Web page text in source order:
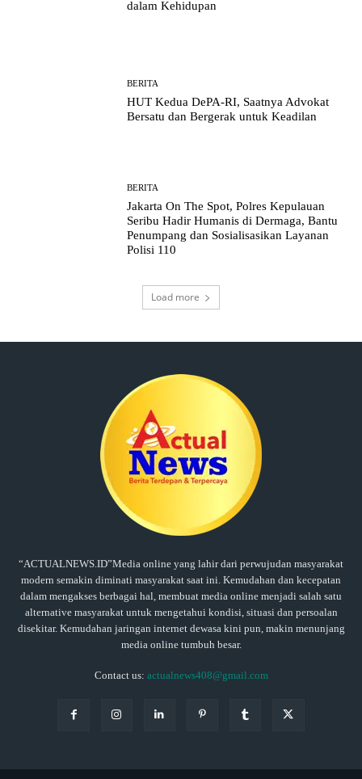
dalam Kehidupan
BERITA
HUT Kedua DePA-RI, Saatnya Advokat
Bersatu dan Bergerak untuk Keadilan
BERITA
Jakarta On The Spot, Polres Kepulauan
Seribu Hadir Humanis di Dermaga, Bantu
Penumpang dan Sosialisasikan Layanan
Polisi 110
Load more
“ACTUALNEWS.ID”Media online yang lahir dari perwujudan masyarakat
modern semakin diminati masyarakat saat ini. Kemudahan dan kecepatan
dalam mengakses berbagai hal, membuat media online menjadi salah satu
alternative masyarakat untuk mengetahui kondisi, situasi dan persoalan
disekitar. Kemudahan jaringan internet dewasa kini pun, makin menunjang
media online tumbuh besar.
Contact us: actualnews408@gmail.com